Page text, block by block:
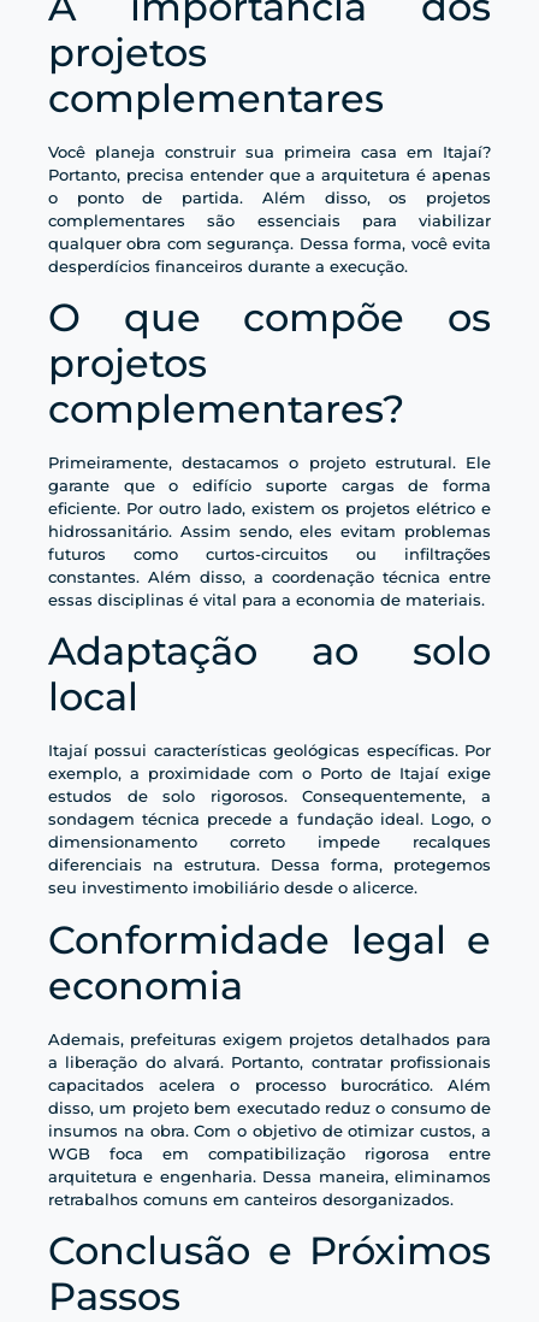
projetos
complementares
Você planeja construir sua primeira casa em Itajaí?
Portanto, precisa entender que a arquitetura é apenas
o ponto de partida. Além disso, os projetos
complementares são essenciais para viabilizar
qualquer obra com segurança. Dessa forma, você evita
desperdícios financeiros durante a execução.
O que compõe os
projetos
complementares?
Primeiramente, destacamos o projeto estrutural. Ele
garante que o edifício suporte cargas de forma
eficiente. Por outro lado, existem os projetos elétrico e
hidrossanitário. Assim sendo, eles evitam problemas
futuros como curtos-circuitos ou infiltrações
constantes. Além disso, a coordenação técnica entre
essas disciplinas é vital para a economia de materiais.
Adaptação ao solo
local
Itajaí possui características geológicas específicas. Por
exemplo, a proximidade com o Porto de Itajaí exige
estudos de solo rigorosos. Consequentemente, a
sondagem técnica precede a fundação ideal. Logo, o
dimensionamento correto impede recalques
diferenciais na estrutura. Dessa forma, protegemos
seu investimento imobiliário desde o alicerce.
Conformidade legal e
economia
Ademais, prefeituras exigem projetos detalhados para
a liberação do alvará. Portanto, contratar profissionais
capacitados acelera o processo burocrático. Além
disso, um projeto bem executado reduz o consumo de
insumos na obra. Com o objetivo de otimizar custos, a
WGB foca em compatibilização rigorosa entre
arquitetura e engenharia. Dessa maneira, eliminamos
retrabalhos comuns em canteiros desorganizados.
Conclusão e Próximos
Passos